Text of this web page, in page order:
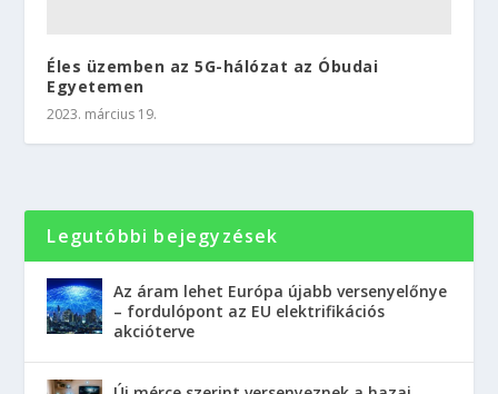
Éles üzemben az 5G-hálózat az Óbudai
Egyetemen
2023. március 19.
Legutóbbi bejegyzések
Az áram lehet Európa újabb versenyelőnye
– fordulópont az EU elektrifikációs
akcióterve